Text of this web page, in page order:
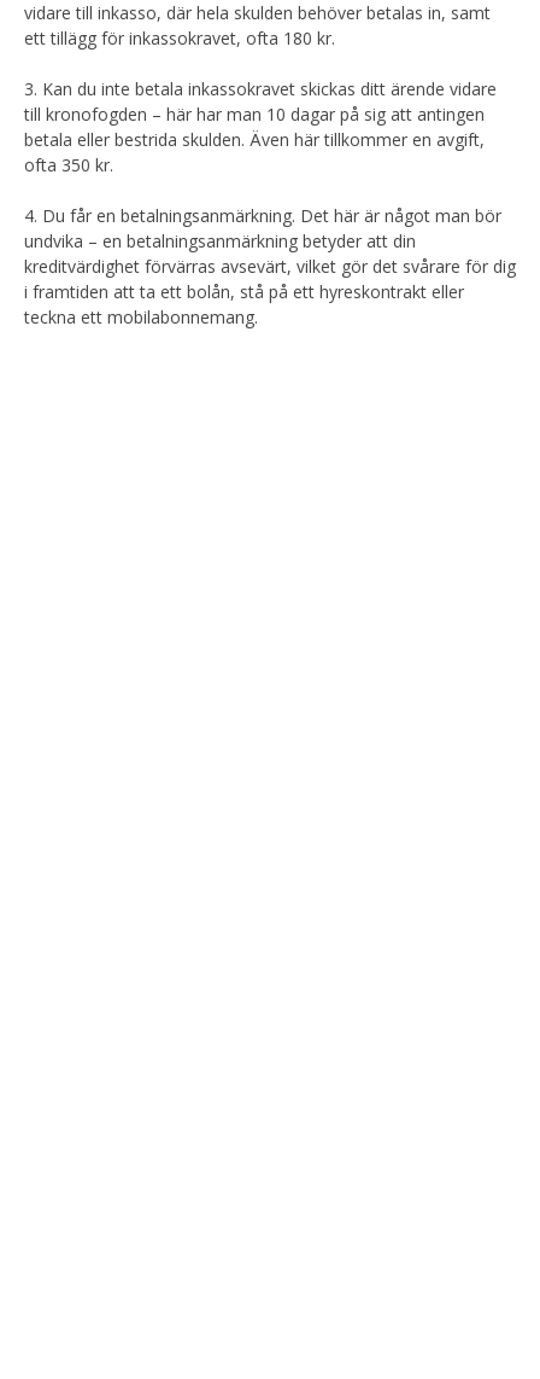
vidare till inkasso, där hela skulden behöver betalas in, samt
ett tillägg för inkassokravet, ofta 180 kr.
3. Kan du inte betala inkassokravet skickas ditt ärende vidare
till kronofogden – här har man 10 dagar på sig att antingen
betala eller bestrida skulden. Även här tillkommer en avgift,
ofta 350 kr.
4. Du får en betalningsanmärkning. Det här är något man bör
undvika – en betalningsanmärkning betyder att din
kreditvärdighet förvärras avsevärt, vilket gör det svårare för dig
i framtiden att ta ett bolån, stå på ett hyreskontrakt eller
teckna ett mobilabonnemang.